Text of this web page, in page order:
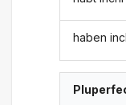
haben